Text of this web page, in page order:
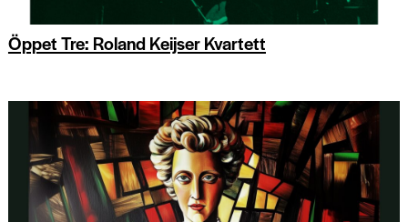
Öppet Tre: Roland Keijser Kvartett